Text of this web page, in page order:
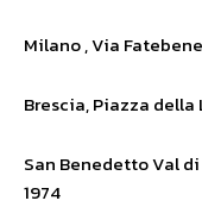
Milano , Via
Brescia, Piazza della
San Benedetto Val
1974